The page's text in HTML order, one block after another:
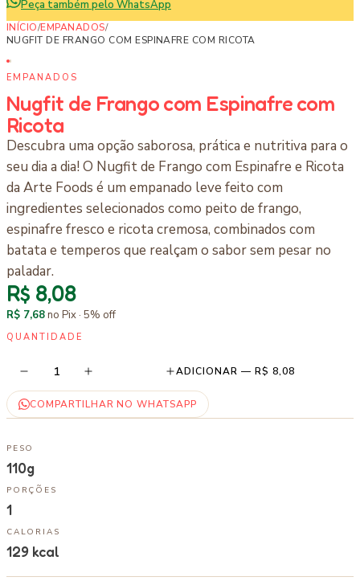
Peça também pelo WhatsApp
INÍCIO/EMPANADOS/
NUGFIT DE FRANGO COM ESPINAFRE COM RICOTA
EMPANADOS
Nugfit de Frango com Espinafre com
Ricota
Descubra uma opção saborosa, prática e nutritiva para o
seu dia a dia! O Nugfit de Frango com Espinafre e Ricota
da Arte Foods é um empanado leve feito com
ingredientes selecionados como peito de frango,
espinafre fresco e ricota cremosa, combinados com
batata e temperos que realçam o sabor sem pesar no
paladar.
R$ 8,08
R$ 7,68no Pix · 5% off
QUANTIDADE
1 ADICIONAR — R$ 8,08
COMPARTILHAR NO WHATSAPP
PESO
110g
PORÇÕES
1
CALORIAS
129 kcal